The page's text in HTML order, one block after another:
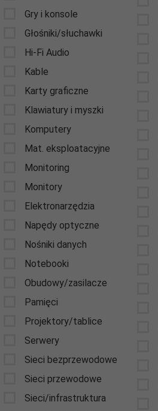
Gry i konsole
Głośniki/słuchawki
Hi-Fi Audio
Kable
Karty graficzne
Klawiatury i myszki
Komputery
Mat. eksploatacyjne
Monitoring
Monitory
Elektronarzędzia
Napędy optyczne
Nośniki danych
Notebooki
Obudowy/zasilacze
Pamięci
Projektory/tablice
Serwery
Sieci bezprzewodowe
Sieci przewodowe
Sieci/infrastruktura